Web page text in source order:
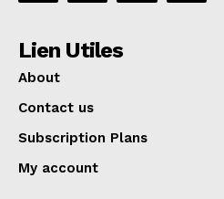
Lien Utiles
About
Contact us
Subscription Plans
My account